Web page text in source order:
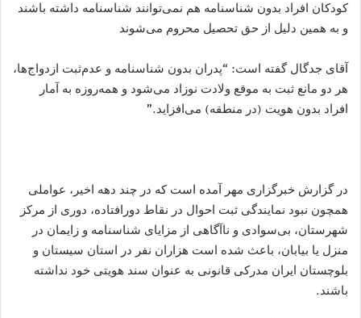
کودکان افراد بدون شناسنامه هم نمی‌توانند شناسنامه داشته باشند
و به همین دلیل از حق تحصیل محروم می‌شوند
آقای جدگال گفته است: “پدران بدون شناسنامه و عدم‌ثبت ازدواج‌ها،
هر دو مانع ثبت به موقع ولادت نوزاد می‌شود و همه‌روزه به آمار
افراد بدون هویت (در منطقه) می‌افزاید.”
در گزارش خبرگزاری مهر آمده است که در چند دهه اخیر، عواملی
همچون نبود نمایندگی ثبت احوال در نقاط دورافتاده، دوری از مرکز
شهرستان، بی‌‎سوادی و ناآگاهی از مزایای شناسنامه و زایمان در
منزل یا بیابان، باعث شده است هزاران نفر در استان سیستان و
بلوچستان ایران مدرکی قانونی به عنوان سند هویتی خود نداشته
باشند.